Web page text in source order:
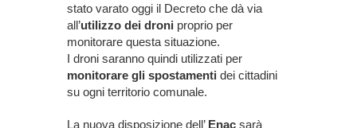
stato varato oggi il Decreto che dà via
all’utilizzo dei droni proprio per
monitorare questa situazione.
I droni saranno quindi utilizzati per
monitorare gli spostamenti dei cittadini
su ogni territorio comunale.
La nuova disposizione dell’ Enac sarà